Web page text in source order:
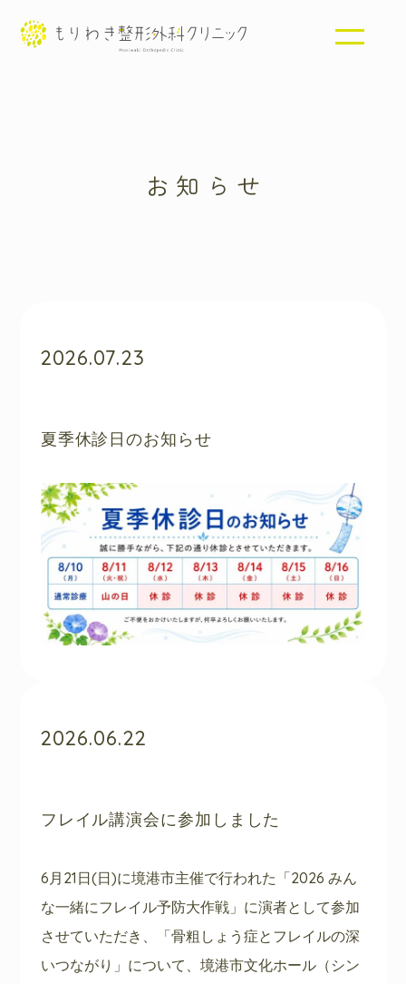
メニ
お知らせ
2026.07.23
夏季休診日のお知らせ
2026.06.22
フレイル講演会に参加しました
6月21日(日)に境港市主催で行われた「2026 みん
な一緒にフレイル予防大作戦」に演者として参加
させていただき、「骨粗しょう症とフレイルの深
いつながり」について、境港市文化ホール（シン